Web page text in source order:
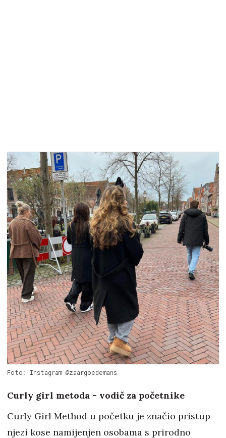
Foto: Instagram @zaargoedemans
Curly girl metoda - vodič za početnike
Curly Girl Method u početku je značio pristup
njezi kose namijenjen osobama s prirodno